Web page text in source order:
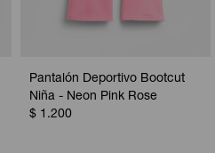
Pantalón Deportivo Bootcut
Niña - Neon Pink Rose
$ 1.200